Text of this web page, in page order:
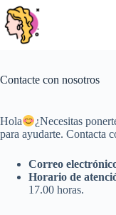
Saltar
al
contenido
Contacte con nosotros
Hola
¿Necesitas
para ayudarte. Contacta
Correo
Horario de
17.00 horas.